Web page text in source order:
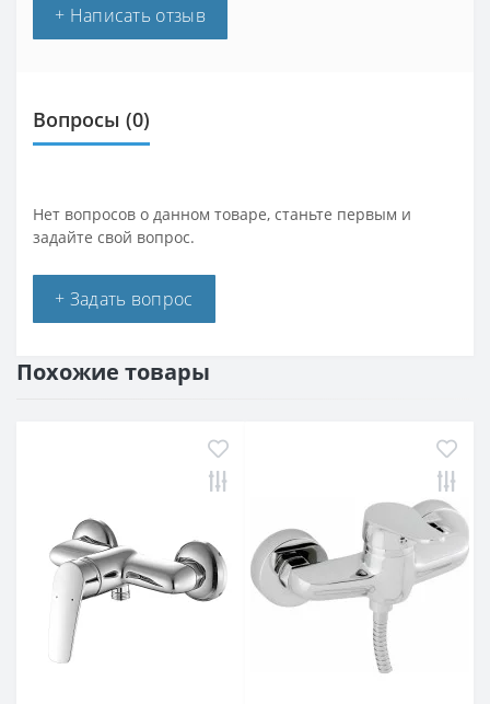
+ Написать отзыв
Вопросы (0)
Нет вопросов о данном товаре, станьте первым и
задайте свой вопрос.
+ Задать вопрос
Похожие товары